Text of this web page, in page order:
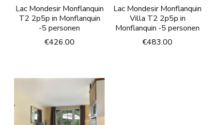
Lac Mondesir Monflanquin
T2 2p5p in Monflanquin
-5 personen
€426.00
Lac Mondesir Monflanquin
Villa T2 2p5p in
Monflanquin -5 personen
€483.00